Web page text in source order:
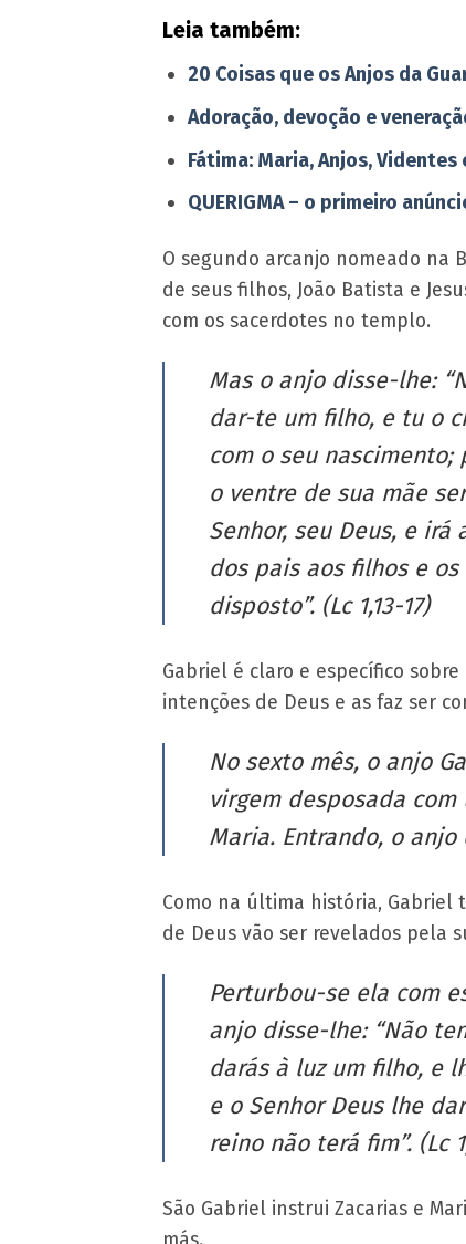
Leia também:
20 Coisas que os Anjos da
Adoração, devoção e
Fátima: Maria, Anjos,
QUERIGMA – o primeiro
O segundo arcanjo nomeado na
de seus filhos, João Batista e
com os sacerdotes no templo.
Mas o anjo disse-lhe:
dar-te um filho, e tu o
com o seu
o ventre de sua mãe
Senhor, seu Deus, e
dos pais aos filhos e
disposto”. (Lc 1,13-17)
Gabriel é claro e específico
intenções de Deus e as faz ser
No sexto mês, o anjo
virgem desposada
Maria. Entrando, o anjo
Como na última história, Gabriel
de Deus vão ser revelados pela
Perturbou-se ela com
anjo disse-lhe: “Não
darás à luz um filho, e
e o Senhor Deus lhe
reino não terá fim”. (Lc
São Gabriel instrui Zacarias e